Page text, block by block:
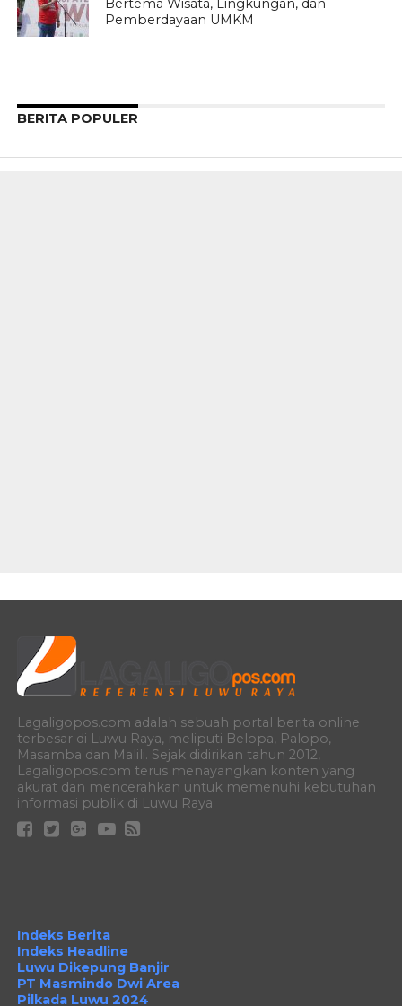
Bertema Wisata, Lingkungan, dan
Pemberdayaan UMKM
BERITA POPULER
Lagaligopos.com adalah sebuah portal berita online
terbesar di Luwu Raya, meliputi Belopa, Palopo,
Masamba dan Malili. Sejak didirikan tahun 2012,
Lagaligopos.com terus menayangkan konten yang
akurat dan mencerahkan untuk memenuhi kebutuhan
informasi publik di Luwu Raya
Indeks Berita
Indeks Headline
Luwu Dikepung Banjir
PT Masmindo Dwi Area
Pilkada Luwu 2024